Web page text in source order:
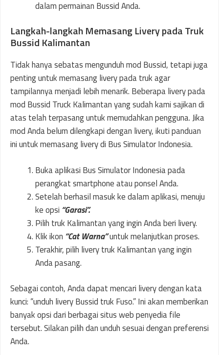
dalam permainan Bussid Anda.
Langkah-langkah Memasang Livery pada Truk
Bussid Kalimantan
Tidak hanya sebatas mengunduh mod Bussid, tetapi juga
penting untuk memasang livery pada truk agar
tampilannya menjadi lebih menarik. Beberapa livery pada
mod Bussid Truck Kalimantan yang sudah kami sajikan di
atas telah terpasang untuk memudahkan pengguna. Jika
mod Anda belum dilengkapi dengan livery, ikuti panduan
ini untuk memasang livery di Bus Simulator Indonesia.
Buka aplikasi Bus Simulator Indonesia pada
perangkat smartphone atau ponsel Anda.
Setelah berhasil masuk ke dalam aplikasi, menuju
ke opsi “Garasi”.
Pilih truk Kalimantan yang ingin Anda beri livery.
Klik ikon “Cat Warna”untuk melanjutkan proses.
Terakhir, pilih livery truk Kalimantan yang ingin
Anda pasang.
Sebagai contoh, Anda dapat mencari livery dengan kata
kunci: “unduh livery Bussid truk Fuso.” Ini akan memberikan
banyak opsi dari berbagai situs web penyedia file
tersebut. Silakan pilih dan unduh sesuai dengan preferensi
Anda.